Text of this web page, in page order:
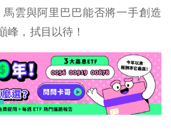
雲與阿里巴巴能否將一手創造
峰，拭目以待！